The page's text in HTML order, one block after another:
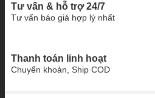
Tư vấn & hỗ trợ 24/7
Tư vấn báo giá hợp lý nhất
Thanh toán linh hoạt
Chuyển khoản, Ship COD